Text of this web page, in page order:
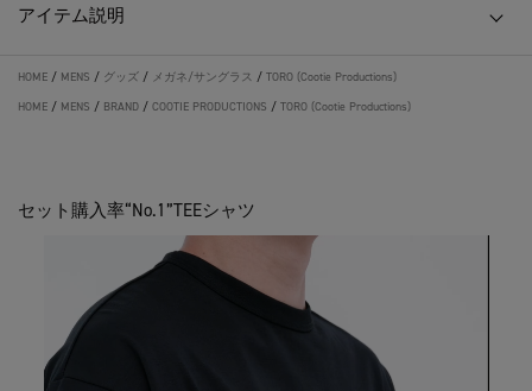
アイテム説明
HOME / MENS / グッズ / メガネ/サングラス / TORO (Cootie Productions)
HOME / MENS / BRAND / COOTIE PRODUCTIONS / TORO (Cootie Productions)
セット購入率“No.1”TEEシャツ